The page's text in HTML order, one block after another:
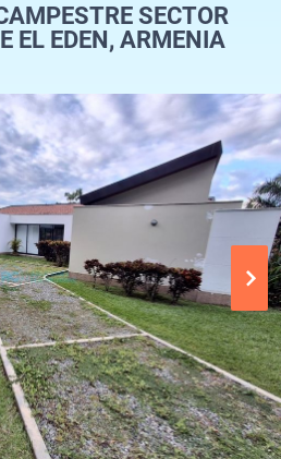
SECTOR
EL EDEN, ARMENIA